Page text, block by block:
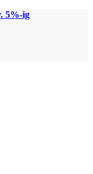
5%-ig